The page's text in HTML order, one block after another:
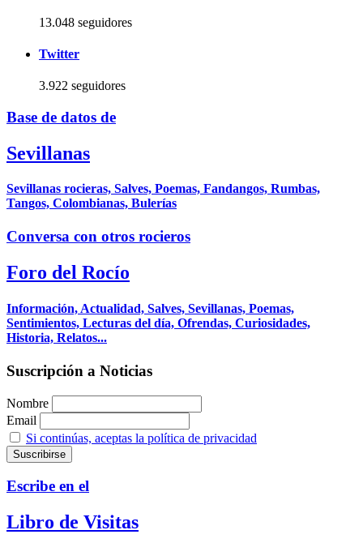
13.048 seguidores
Twitter
3.922 seguidores
Base de datos de
Sevillanas
Sevillanas rocieras, Salves, Poemas, Fandangos, Rumbas,
Tangos, Colombianas, Bulerías
Conversa con otros rocieros
Foro del Rocío
Información, Actualidad, Salves, Sevillanas, Poemas,
Sentimientos, Lecturas del día, Ofrendas, Curiosidades,
Historia, Relatos...
Suscripción a Noticias
Nombre
Email
Si continúas, aceptas la política de privacidad
Escribe en el
Libro de Visitas